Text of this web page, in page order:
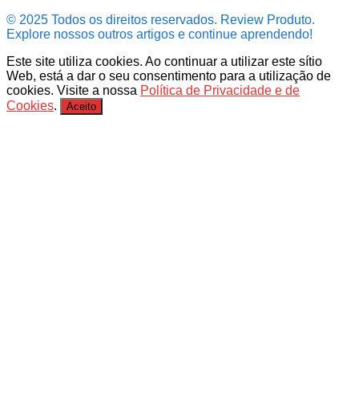
© 2025 Todos os direitos reservados. Review Produto.
Explore nossos outros artigos e continue aprendendo!
Este site utiliza cookies. Ao continuar a utilizar este sítio
Web, está a dar o seu consentimento para a utilização de
cookies. Visite a nossa Política de Privacidade e de
Cookies. Aceito